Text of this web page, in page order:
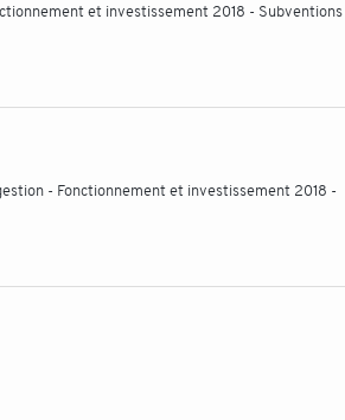
et investissement 2018 - Subventions
- Fonctionnement et investissement 2018 -